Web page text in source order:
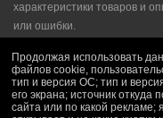
характеристики товаров и
или ошибки.
Политика рекламной
Продолжая использовать
файлов cookie,
тип и версия ОС; тип и
его экрана; источник откуда
сайта или по какой